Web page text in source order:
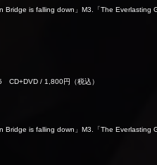
Bridge is falling down」M3.「The Everlasting
CD+DVD / 1,800円（税込）
Bridge is falling down」M3.「The Everlasting